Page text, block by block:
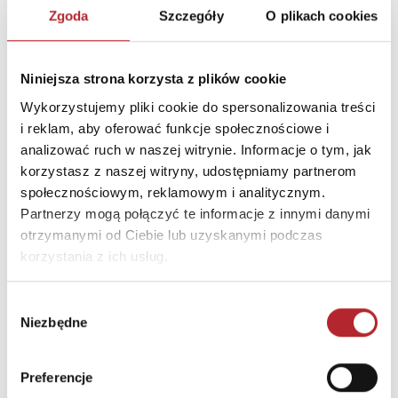
Zgoda Szczegóły O plikach cookies
Niniejsza strona korzysta z plików cookie
Wykorzystujemy pliki cookie do spersonalizowania treści
i reklam, aby oferować funkcje społecznościowe i
analizować ruch w naszej witrynie. Informacje o tym, jak
korzystasz z naszej witryny, udostępniamy partnerom
społecznościowym, reklamowym i analitycznym.
Partnerzy mogą połączyć te informacje z innymi danymi
otrzymanymi od Ciebie lub uzyskanymi podczas
korzystania z ich usług.
zgody
Niezbędne
Preferencje
PERFEKCYJNA SPÓJNOŚĆ puzzle stworzone są z
surowców najwyższej jakości, w tym ze specjalnie
grubości sprawia, że połączone ze sobą puzzle
Wiek:+10
SZCZEGÓŁY
Producent
Schmidt Puzzle
Kod EAN
Sprzedaż od
2024-12-02
Rodzaj
Kraj produkcji